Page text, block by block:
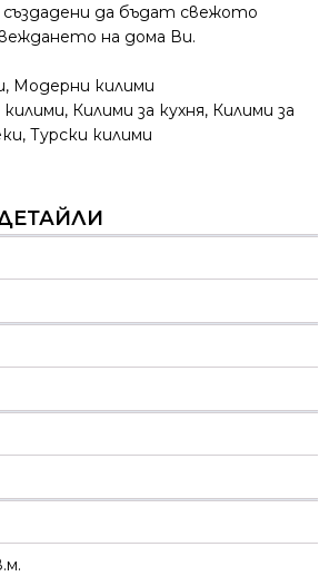
да бъдат свежото
на дома Ви.
, Модерни килими
, Килими за кухня, Килими за
, Турски килими